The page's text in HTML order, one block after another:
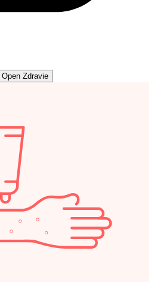
Open Zdravie